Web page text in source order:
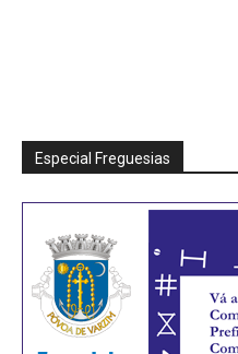
Especial Freguesias